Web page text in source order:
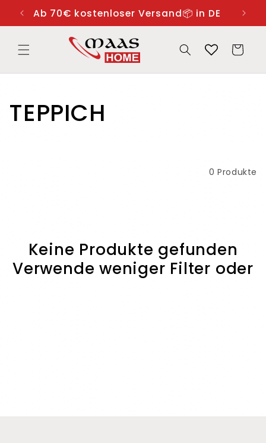
zum
Inhalt
Ab 70€ kostenloser Versand📦 in DE
Warenkorb
K
o
r
TEPPICH
0 Produkte
Keine Produkte gefunden
Verwende weniger Filter oder